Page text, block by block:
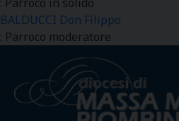
: Parroco in solido
BALDUCCI Don Filippo
: Parroco moderatore